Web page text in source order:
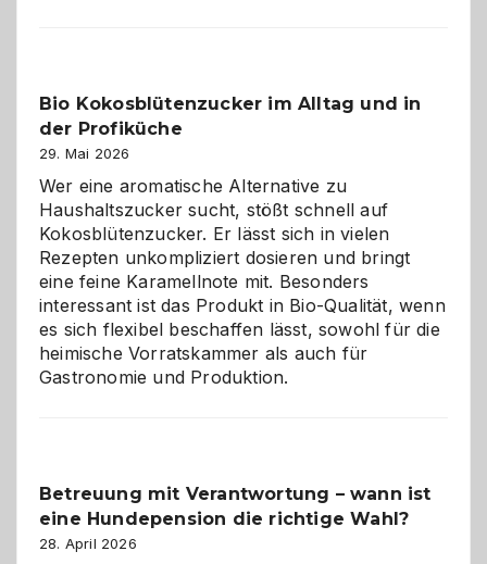
Gefahr
für
Hunde
im
eigenen
Zuhause
Bio Kokosblütenzucker im Alltag und in
der Profiküche
29. Mai 2026
Wer eine aromatische Alternative zu
Haushaltszucker sucht, stößt schnell auf
Kokosblütenzucker. Er lässt sich in vielen
Rezepten unkompliziert dosieren und bringt
eine feine Karamellnote mit. Besonders
interessant ist das Produkt in Bio-Qualität, wenn
es sich flexibel beschaffen lässt, sowohl für die
heimische Vorratskammer als auch für
Gastronomie und Produktion.
Betreuung mit Verantwortung – wann ist
eine Hundepension die richtige Wahl?
28. April 2026